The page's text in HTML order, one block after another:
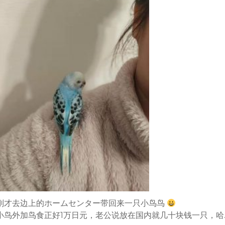
才去边上的ホームセンター带回来一只小鸟鸟
鸟外加鸟食正好1万日元，老公说放在国内就几十块钱一只，